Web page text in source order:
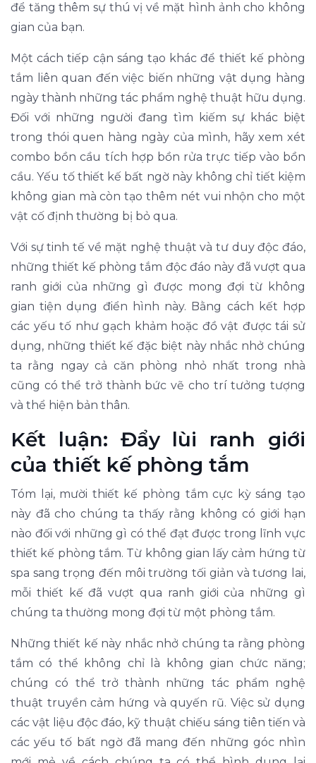
để tăng thêm sự thú vị về mặt hình ảnh cho không
gian của bạn.
Một cách tiếp cận sáng tạo khác để thiết kế phòng
tắm liên quan đến việc biến những vật dụng hàng
ngày thành những tác phẩm nghệ thuật hữu dụng.
Đối với những người đang tìm kiếm sự khác biệt
trong thói quen hàng ngày của mình, hãy xem xét
combo bồn cầu tích hợp bồn rửa trực tiếp vào bồn
cầu. Yếu tố thiết kế bất ngờ này không chỉ tiết kiệm
không gian mà còn tạo thêm nét vui nhộn cho một
vật cố định thường bị bỏ qua.
Với sự tinh tế về mặt nghệ thuật và tư duy độc đáo,
những thiết kế phòng tắm độc đáo này đã vượt qua
ranh giới của những gì được mong đợi từ không
gian tiện dụng điển hình này. Bằng cách kết hợp
các yếu tố như gạch khảm hoặc đồ vật được tái sử
dụng, những thiết kế đặc biệt này nhắc nhở chúng
ta rằng ngay cả căn phòng nhỏ nhất trong nhà
cũng có thể trở thành bức vẽ cho trí tưởng tượng
và thể hiện bản thân.
Kết luận: Đẩy lùi ranh giới
của thiết kế phòng tắm
Tóm lại, mười thiết kế phòng tắm cực kỳ sáng tạo
này đã cho chúng ta thấy rằng không có giới hạn
nào đối với những gì có thể đạt được trong lĩnh vực
thiết kế phòng tắm. Từ không gian lấy cảm hứng từ
spa sang trọng đến môi trường tối giản và tương lai,
mỗi thiết kế đã vượt qua ranh giới của những gì
chúng ta thường mong đợi từ một phòng tắm.
Những thiết kế này nhắc nhở chúng ta rằng phòng
tắm có thể không chỉ là không gian chức năng;
chúng có thể trở thành những tác phẩm nghệ
thuật truyền cảm hứng và quyến rũ. Việc sử dụng
các vật liệu độc đáo, kỹ thuật chiếu sáng tiên tiến và
các yếu tố bất ngờ đã mang đến những góc nhìn